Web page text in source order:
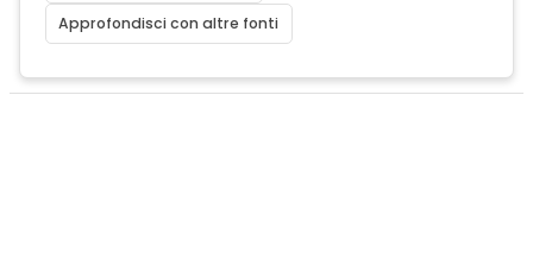
Approfondisci con altre fonti